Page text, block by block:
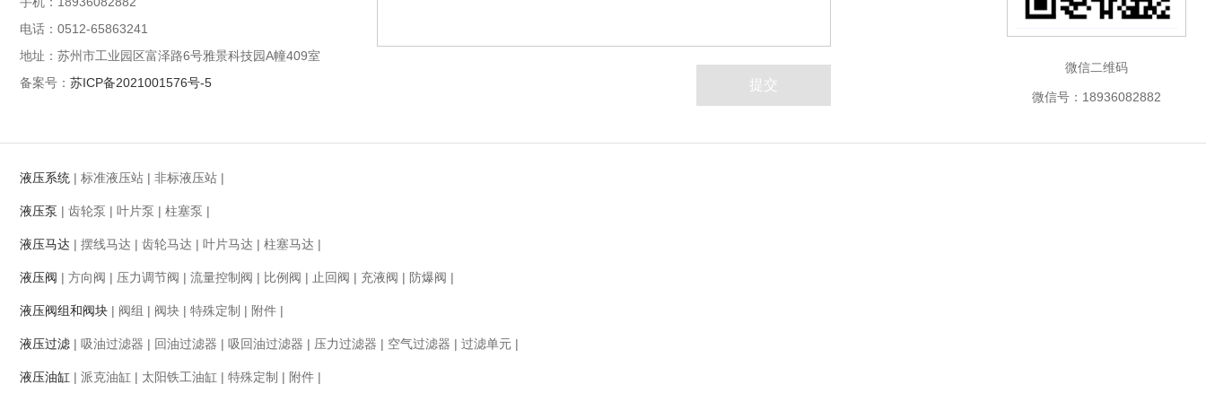
电话：0512-65863241
地址：苏州市工业园区富泽路6号雅景科技园A幢409室
备案号： 苏ICP备2021001576号-5
微信二维码
微信号：18936082882
液压系统 | 标准液压站 | 非标液压站 |
液压泵 | 齿轮泵 | 叶片泵 | 柱塞泵 |
液压马达 | 摆线马达 | 齿轮马达 | 叶片马达 | 柱塞马达 |
液压阀 | 方向阀 | 压力调节阀 | 流量控制阀 | 比例阀 | 止回阀 | 充液阀 | 防爆阀 |
液压阀组和阀块 | 阀组 | 阀块 | 特殊定制 | 附件 |
液压过滤 | 吸油过滤器 | 回油过滤器 | 吸回油过滤器 | 压力过滤器 | 空气过滤器 | 过滤单元 |
液压油缸 | 派克油缸 | 太阳铁工油缸 | 特殊定制 | 附件 |